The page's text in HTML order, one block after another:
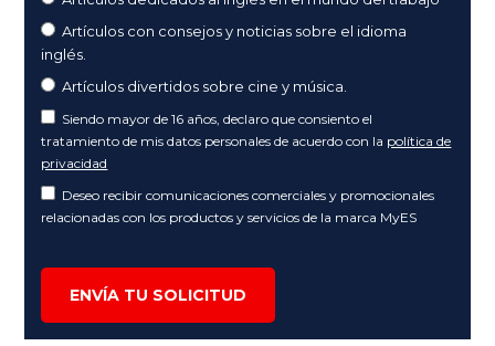
Artículos con consejos y noticias sobre el idioma
inglés.
Artículos divertidos sobre cine y música.
Siendo mayor de 16 años, declaro que consiento el
tratamiento de mis datos personales de acuerdo con la política de
privacidad
Deseo recibir comunicaciones comerciales y promocionales
relacionadas con los productos y servicios de la marca MyES
ENVÍA TU SOLICITUD